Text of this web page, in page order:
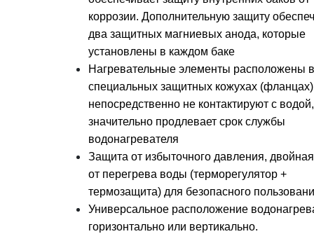
коррозии. Дополнительную защиту
два защитных магниевых анода, которые
установлены в каждом баке
Нагревательные элементы расположены в
специальных защитных кожухах
непосредственно не контактируют с
значительно продлевает срок службы
водонагревателя
Защита от избыточного давления,
от перегрева воды (терморегулятор +
термозащита) для безопасного
Универсальное расположение
горизонтально или вертикально.